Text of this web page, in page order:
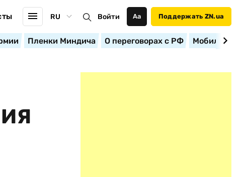
RU Войти Аа Поддержать ZN.ua
Пленки Миндича О переговорах с РФ